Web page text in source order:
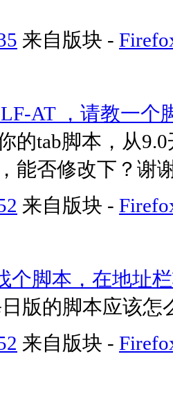
来自版块 -
AT ，请教一个
的tab脚本，从
能否修改下？谢
来自版块 -
个脚本，在地址
版的脚本应该怎
来自版块 -